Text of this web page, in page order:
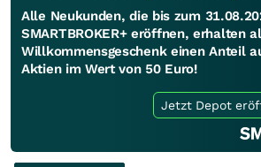
Alle Neukunden, die bis zum
SMARTBROKER+ eröffnen, erhalten
Willkommensgeschenk einen Anteil
Aktien im Wert von 50 Euro!
Jetzt Depot